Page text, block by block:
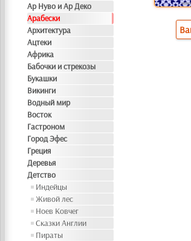
Ар Нуво и Ар Деко
Арабески
Архитектура
Ацтеки
Африка
Бабочки и стрекозы
Букашки
Викинги
Водный мир
Восток
Гастроном
Город Эфес
Греция
Деревья
Детство
Индейцы
Живой лес
Ноев Ковчег
Сказки Англии
Пираты